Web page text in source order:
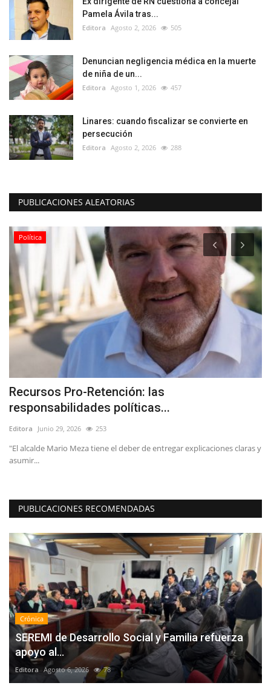
Pamela Ávila tras...
Editora Agosto 2, 2026 505
Denuncian negligencia médica en la muerte
de niña de un...
Editora Agosto 1, 2026 457
Linares: cuando fiscalizar se convierte en
persecución
Editora Agosto 2, 2026 288
PUBLICACIONES ALEATORIAS
Política
Recursos Pro-Retención: las
responsabilidades políticas...
Editora Junio 29, 2026 253
"El alcalde Mario Meza tiene el deber de entregar explicaciones claras y
asumir...
PUBLICACIONES RECOMENDADAS
Crónica
SEREMI de Desarrollo Social y Familia refuerza
apoyo al...
Editora Agosto 6, 2026 78